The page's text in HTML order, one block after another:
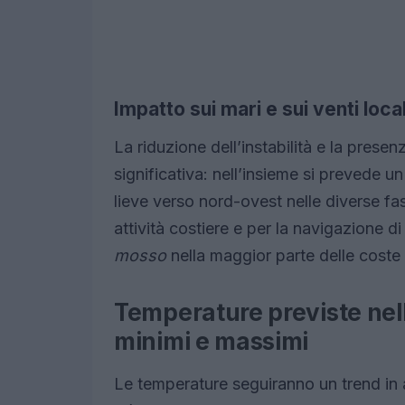
Impatto sui mari e sui venti
La riduzione dell’instabilità e la
significativa: nell’insieme si prevede
lieve verso nord-ovest nelle diverse
attività costiere e per la navigazione
mosso nella maggior parte delle coste
Temperature previste
minimi e massimi
Le temperature seguiranno un trend